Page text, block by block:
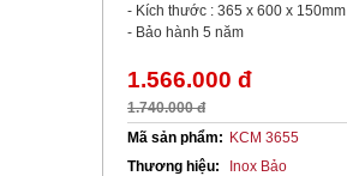
- Kích thước : 365 x 600 x 150mm
- Bảo hành 5 năm
1.566.000 đ
1.740.000 đ
Mã sản phẩm: KCM 3655
Thương hiệu:
Inox Bảo